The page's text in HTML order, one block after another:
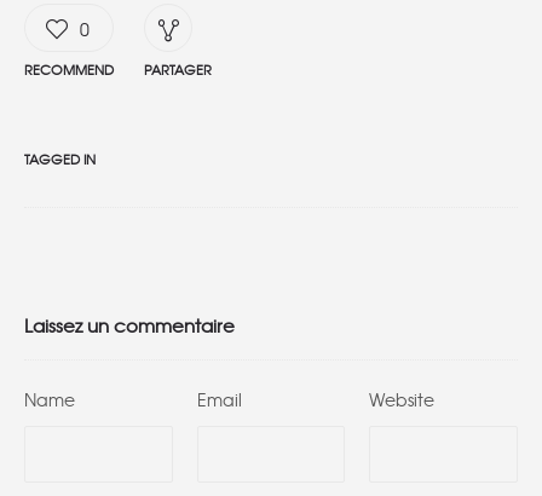
0
RECOMMEND PARTAGER
TAGGED IN
Laissez un commentaire
Name Email Website